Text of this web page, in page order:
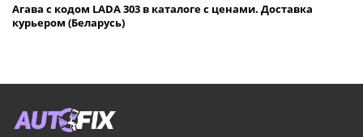
Агава с кодом LADA 303 в каталоге с ценами. Доставка
курьером (Беларусь)